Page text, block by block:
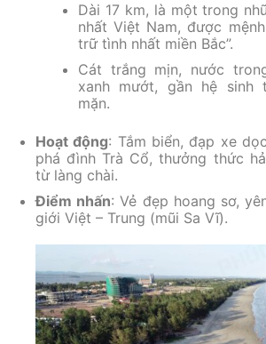
Dài 17 km, là một trong
nhất Việt Nam, được
trữ tình nhất miền Bắc”.
Cát trắng mịn, nước
xanh mướt, gần hệ sinh
mặn.
Hoạt động: Tắm biển, đạp xe
phá đình Trà Cổ, thưởng thức
từ làng chài.
Điểm nhấn: Vẻ đẹp hoang sơ,
giới Việt – Trung (mũi Sa Vĩ).